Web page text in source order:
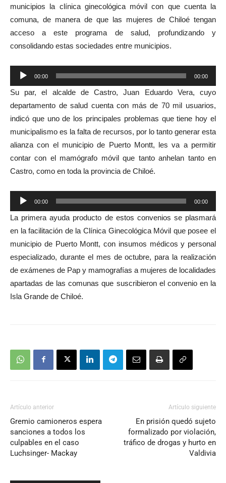
municipios la clínica ginecológica móvil con que cuenta la
comuna, de manera de que las mujeres de Chiloé tengan
acceso a este programa de salud, profundizando y
consolidando estas sociedades entre municipios.
Reproductor
de
audio
00:00 00:00
Su par, el alcalde de Castro, Juan Eduardo Vera, cuyo
departamento de salud cuenta con más de 70 mil usuarios,
indicó que uno de los principales problemas que tiene hoy el
municipalismo es la falta de recursos, por lo tanto generar esta
alianza con el municipio de Puerto Montt, les va a permitir
contar con el mamógrafo móvil que tanto anhelan tanto en
Castro, como en toda la provincia de Chiloé.
Reproductor
de
audio
00:00 00:00
La primera ayuda producto de estos convenios se plasmará
en la facilitación de la Clínica Ginecológica Móvil que posee el
municipio de Puerto Montt, con insumos médicos y personal
especializado, durante el mes de octubre, para la realización
de exámenes de Pap y mamografías a mujeres de localidades
apartadas de las comunas que suscribieron el convenio en la
Isla Grande de Chiloé.
Artículo anterior
Gremio camioneros espera
sanciones a todos los
culpables en el caso
Luchsinger- Mackay
Artículo siguiente
En prisión quedó sujeto
formalizado por violación,
tráfico de drogas y hurto en
Valdivia